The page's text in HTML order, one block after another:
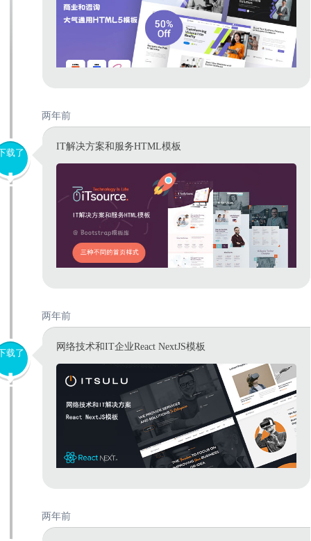
两年前
载了
IT解决方案和服务HTML模板
两年前
载了
网络技术和IT企业React NextJS模板
两年前